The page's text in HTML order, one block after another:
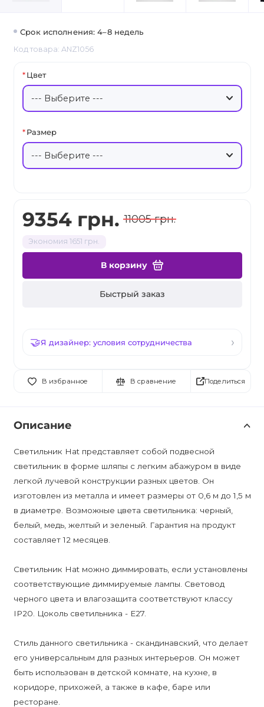
Срок исполнения: 4–8 недель
Код товара: ANZ1056
9354 грн. 11005 грн.
Экономия 1651 грн.
В корзину
Быстрый заказ
Я дизайнер: условия сотрудничества
В избранное В сравнение
Цвет
Размер
Поделиться
Описание
Светильник Hat представляет собой подвесной
светильник в форме шляпы с легким абажуром в виде
легкой лучевой конструкции разных цветов. Он
изготовлен из металла и имеет размеры от 0,6 м до 1,5 м
в диаметре. Возможные цвета светильника: черный,
белый, медь, желтый и зеленый. Гарантия на продукт
составляет 12 месяцев.
Светильник Hat можно диммировать, если установлены
соответствующие диммируемые лампы. Световод
черного цвета и влагозащита соответствуют классу
IP20. Цоколь светильника - E27.
Стиль данного светильника - скандинавский, что делает
его универсальным для разных интерьеров. Он может
быть использован в детской комнате, на кухне, в
коридоре, прихожей, а также в кафе, баре или
ресторане.